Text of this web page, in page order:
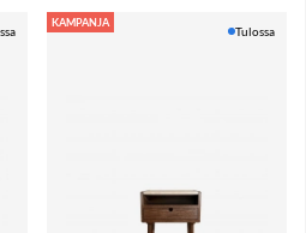
KAMPANJA
Tulossa